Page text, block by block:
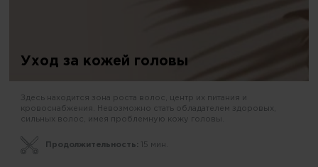
Уход за кожей головы
Здесь находится зона роста волос, центр их питания и
кровоснабжения. Невозможно стать обладателем здоровых,
сильных волос, имея проблемную кожу головы.
Продолжительность: 15 мин.